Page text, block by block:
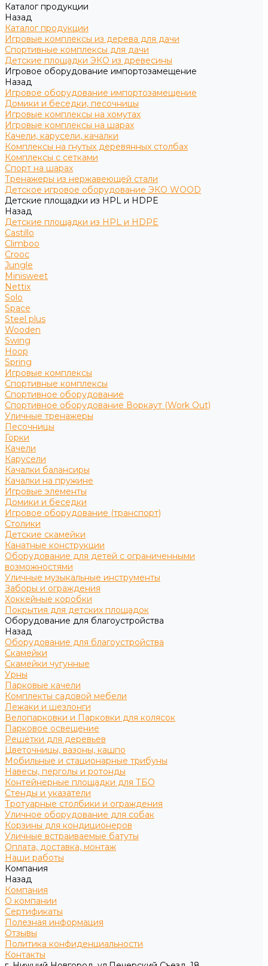
Каталог продукции
Назад
Каталог продукции
Игровые комплексы из дерева для дачи
Спортивные комплексы для дачи
Детские площадки ЭКО из древесины
Игровое оборудование импортозамещение
Назад
Игровое оборудование импортозамещение
Домики и беседки, песочницы
Игровые комплексы на хомутах
Игровые комплексы на шарах
Качели, карусели, качалки
Комплексы на гнутых деревянных столбах
Комплексы с сетками
Спорт на шарах
Тренажеры из нержавеющей стали
Детское игровое оборудование ЭКО WOOD
Детские площадки из HPL и HDPE
Назад
Детские площадки из HPL и HDPE
Castillo
Climboo
Crooc
Jungle
Minisweet
Nettix
Solo
Space
Steel plus
Wooden
Swing
Hoop
Spring
Игровые комплексы
Спортивные комплексы
Спортивное оборудование
Спортивное оборудование Воркаут (Work Out)
Уличные тренажеры
Песочницы
Горки
Качели
Карусели
Качалки балансиры
Качалки на пружине
Игровые элементы
Домики и беседки
Игровое оборудование (транспорт)
Столики
Детские скамейки
Канатные конструкции
Оборудование для детей с ограниченными
возможностями
Уличные музыкальные инструменты
Заборы и ограждения
Хоккейные коробки
Покрытия для детских площадок
Оборудование для благоустройства
Назад
Оборудование для благоустройства
Скамейки
Скамейки чугунные
Урны
Парковые качели
Комплекты садовой мебели
Лежаки и шезлонги
Велопарковки и Парковки для колясок
Парковое освещение
Решётки для деревьев
Цветочницы, вазоны, кашпо
Мобильные и стационарные трибуны
Навесы, перголы и ротонды
Контейнерные площадки для ТБО
Стенды и указатели
Тротуарные столбики и ограждения
Уличное оборудование для собак
Корзины для кондиционеров
Уличные встраиваемые батуты
Оплата, доставка, монтаж
Наши работы
Компания
Назад
Компания
О компании
Сертификаты
Полезная информация
Отзывы
Политика конфиденциальности
Контакты